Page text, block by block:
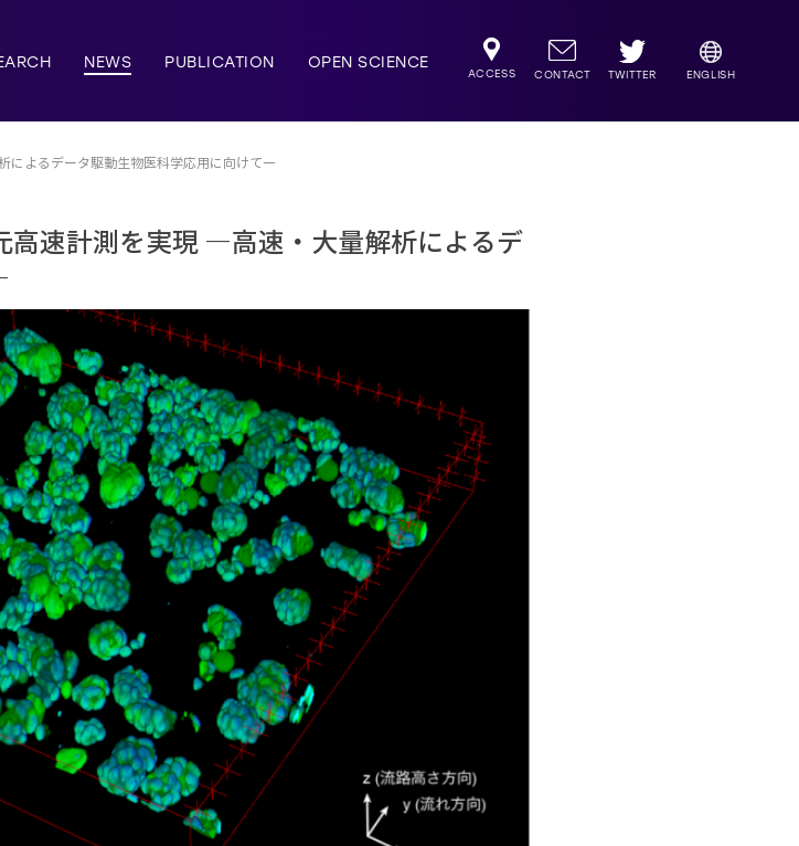
NEWS PUBLICATION OPEN SCIENCE
ACCESS CONTACT TWITTER ENGLISH
によるデータ駆動生物医科学応用に向けて―
高速計測を実現 ―高速・大量解析によるデ